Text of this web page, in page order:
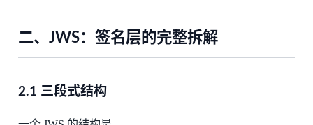
二、JWS：签名层的完整拆解
2.1 三段式结构